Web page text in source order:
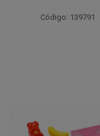
Código: 139791